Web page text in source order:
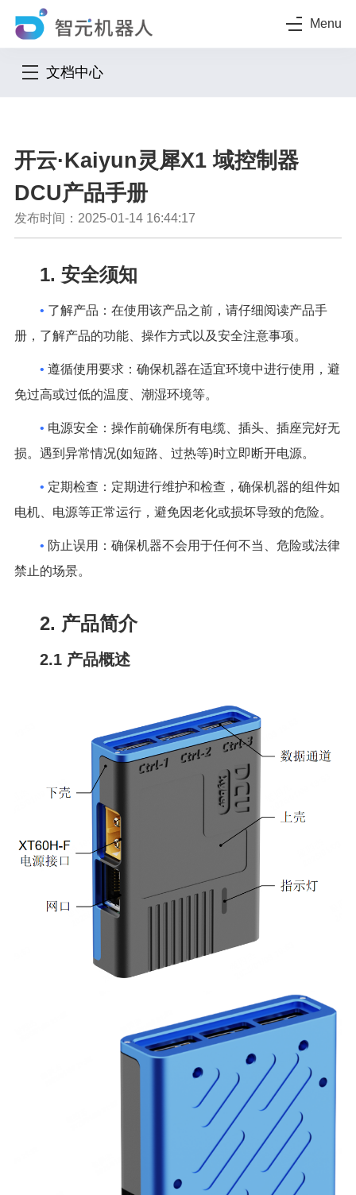
Menu
文档中心
开云·Kaiyun灵犀X1 域控制器
DCU产品手册
发布时间：2025-01-14 16:44:17
1. 安全须知
• 了解产品：在使用该产品之前，请仔细阅读产品手
册，了解产品的功能、操作方式以及安全注意事项。
• 遵循使用要求：确保机器在适宜环境中进行使用，避
免过高或过低的温度、潮湿环境等。
• 电源安全：操作前确保所有电缆、插头、插座完好无
损。遇到异常情况(如短路、过热等)时立即断开电源。
• 定期检查：定期进行维护和检查，确保机器的组件如
电机、电源等正常运行，避免因老化或损坏导致的危险。
• 防止误用：确保机器不会用于任何不当、危险或法律
禁止的场景。
2. 产品简介
2.1 产品概述